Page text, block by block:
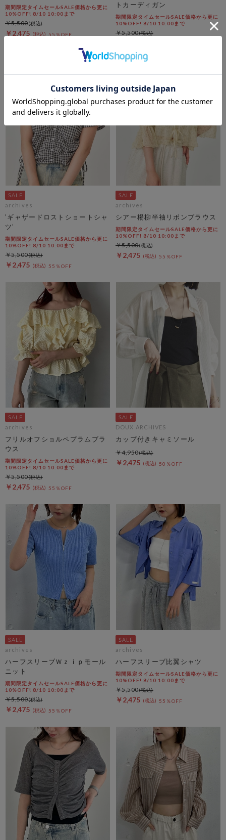
期間限定タイムセールSALE価格から更に
10%OFF! 8/10 10:00まで
￥2,475 55％OFF
￥5,500
トカーディガン
期間限定タイムセールSALE価格から更に
10%OFF! 8/10 10:00まで
￥5,500
archives
’ギャザードロストショートシャ
ツ’
期間限定タイムセールSALE価格から更に
10%OFF! 8/10 10:00まで
￥2,475 55％OFF
￥5,500
archives
シアー楊柳半袖リボンブラウス
期間限定タイムセールSALE価格から更に
10%OFF! 8/10 10:00まで
￥2,475 55％OFF
￥5,500
archives
フリルオフショルペプラムブラ
ウス
期間限定タイムセールSALE価格から更に
10%OFF! 8/10 10:00まで
￥2,475 55％OFF
￥5,500
DOUX ARCHIVES
カップ付きキャミソール
￥2,475 50％OFF
￥4,950
archives
ハーフスリーブＷｚｉｐモール
ニット
期間限定タイムセールSALE価格から更に
10%OFF! 8/10 10:00まで
￥2,475 55％OFF
￥5,500
archives
ハーフスリーブ比翼シャツ
期間限定タイムセールSALE価格から更に
10%OFF! 8/10 10:00まで
￥2,475 55％OFF
￥5,500